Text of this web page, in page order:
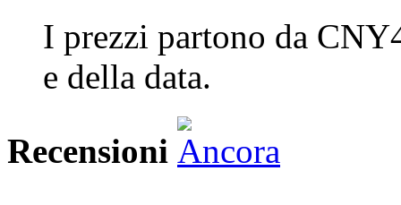
I prezzi partono da
e della data.
Recensioni